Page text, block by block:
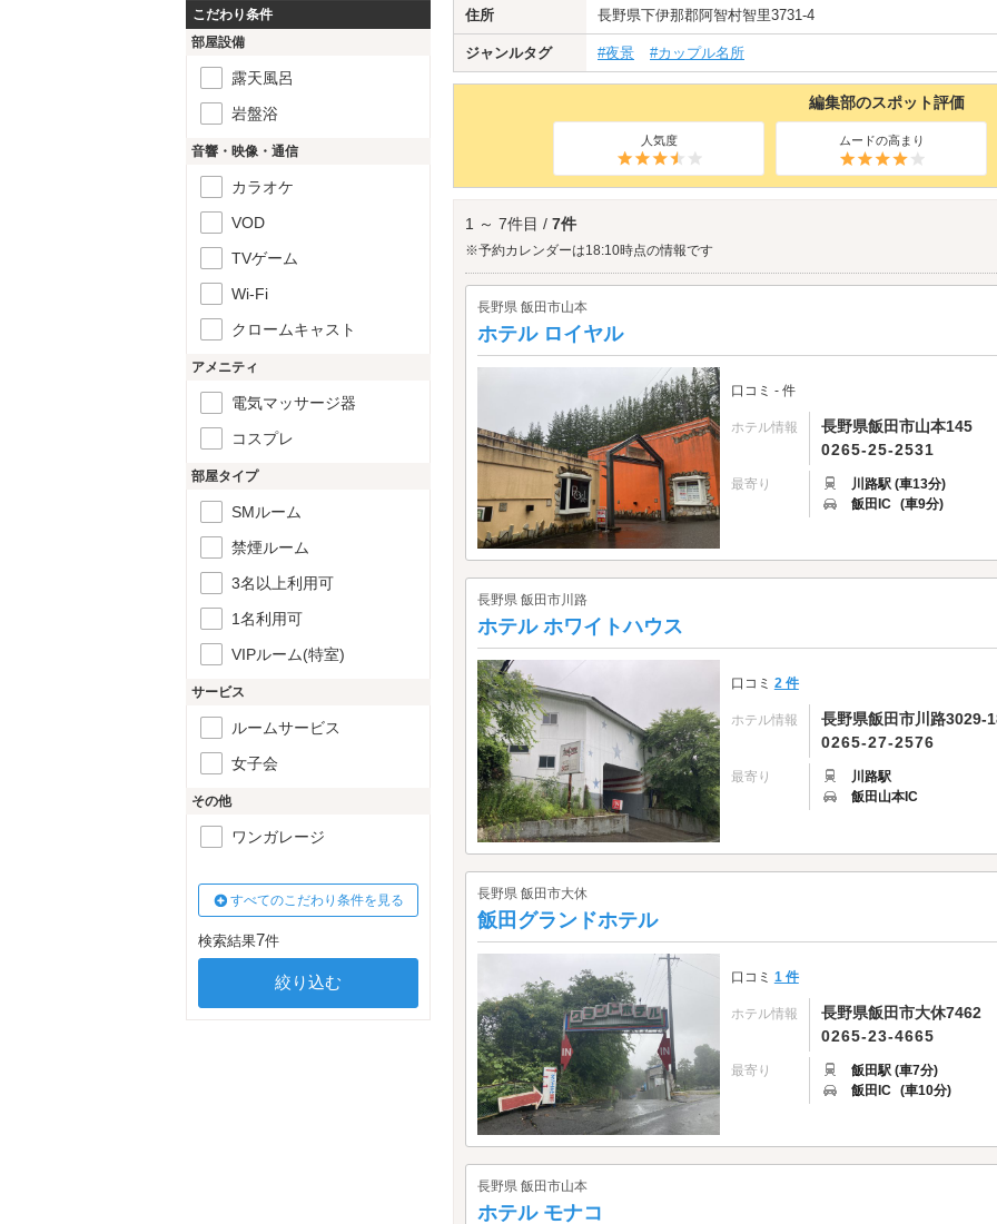
住所 長野県下伊那郡阿智村智里3731-4
ジャンルタグ #夜景 #カップル名所
編集部のスポット評価
人気度 ムードの高まり
1 ～ 7件目 / 7件
※予約カレンダーは18:10時点の情報です
長野県 飯田市山本
ホテル ロイヤル
口コミ - 件
ホテル情報
長野県飯田市山本145
0265-25-2531
最寄り
川路駅 (車13分)
飯田IC (車9分)
長野県 飯田市川路
ホテル ホワイトハウス
口コミ 2 件
ホテル情報
長野県飯田市川路3029-
0265-27-2576
最寄り
川路駅
飯田山本IC
長野県 飯田市大休
飯田グランドホテル
口コミ 1 件
ホテル情報
長野県飯田市大休7462
0265-23-4665
最寄り
飯田駅 (車7分)
飯田IC (車10分)
長野県 飯田市山本
ホテル モナコ
こだわり条件
部屋設備
露天風呂
岩盤浴
音響・映像・通信
カラオケ
VOD
TVゲーム
Wi-Fi
クロームキャスト
アメニティ
電気マッサージ器
コスプレ
部屋タイプ
SMルーム
禁煙ルーム
3名以上利用可
1名利用可
VIPルーム(特室)
サービス
ルームサービス
女子会
その他
ワンガレージ
すべてのこだわり条件を見る
検索結果7件